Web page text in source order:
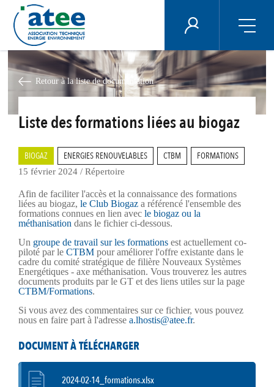
au
contenu
principal
ÉNERGIE PLUS
Retour à la liste de documentation
Liste des formations liées au biogaz
BIOGAZ ENERGIES RENOUVELABLES CTBM FORMATIONS
15 février 2024 / Répertoire
Afin de faciliter l'accès et la connaissance des formations
liées au biogaz, le Club Biogaz a référencé l'ensemble des
formations connues en lien avec le biogaz ou la
méthanisation dans le fichier ci-dessous.
Un groupe de travail sur les formationsest actuellement co-
piloté par le CTBMpour améliorer l'offre existante dans le
cadre du comité stratégique de filière Nouveaux Systèmes
Energétiques - axe méthanisation. Vous trouverez les autres
documents produits par le GT et des liens utiles sur la page
CTBM/Formations.
Si vous avez des commentaires sur ce fichier, vous pouvez
nous en faire part à l'adresse a.lhostis@atee.fr.
DOCUMENT À TÉLÉCHARGER
2024-02-14_formations.xlsx
Panneau de gestion des cookies